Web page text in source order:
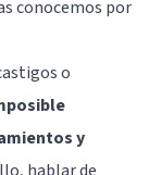
conocemos por
o
y